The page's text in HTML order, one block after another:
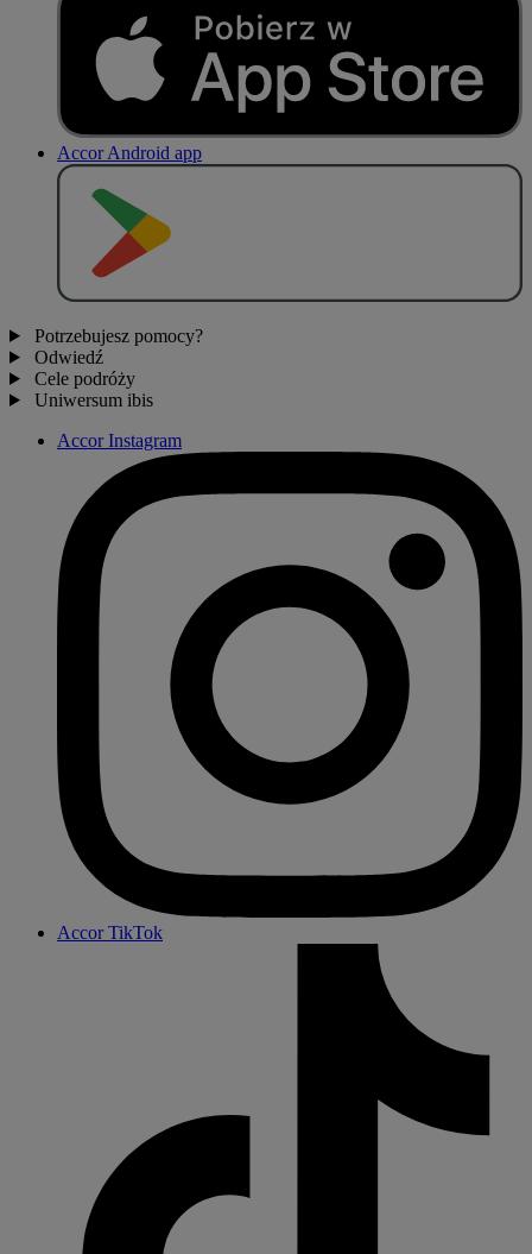
Accor Android app
Potrzebujesz pomocy?
Odwiedź
Cele podróży
Uniwersum ibis
Accor Instagram
Accor TikTok